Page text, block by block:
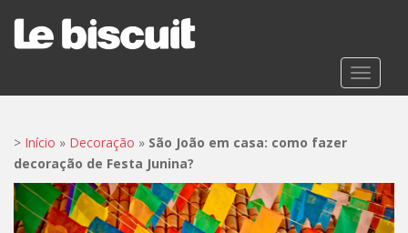
t
> Início » Decoração » São João em casa: como fazer
decoração de Festa Junina?